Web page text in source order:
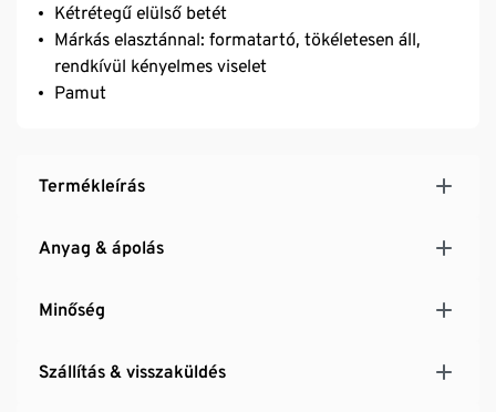
Kétrétegű elülső betét
Márkás elasztánnal: formatartó, tökéletesen áll,
rendkívül kényelmes viselet
Pamut
Termékleírás
Anyag & ápolás
Minőség
Szállítás & visszaküldés